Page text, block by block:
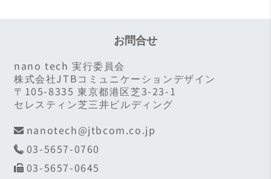
お問合せ
nano tech 実行委員会
株式会社JTBコミュニケーションデザイン
〒105-8335 東京都港区芝3-23-1
セレスティン芝三井ビルディング
nanotech@jtbcom.co.jp
03-5657-0760
03-5657-0645